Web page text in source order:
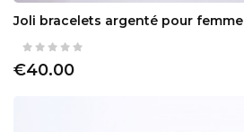
Joli bracelets argenté pour femme
€40.00